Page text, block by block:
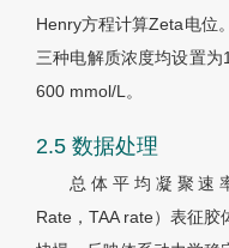
Henry方程计算Zeta电位
三种电解质浓度均设置
600 mmol/L。
2.5 数据处理
总体平均凝聚速率
Rate，TAA rate）表征胶